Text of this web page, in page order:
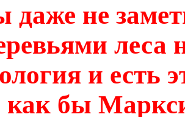
даже не
леса
и есть
как бы